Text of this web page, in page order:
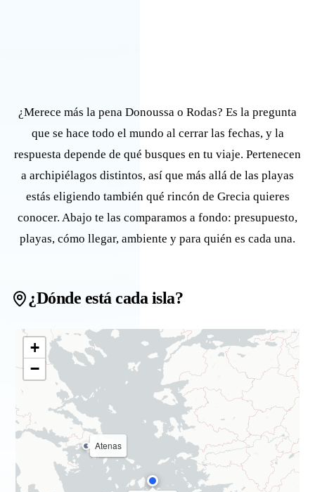
¿Merece más la pena Donoussa o Rodas? Es la pregunta
que se hace todo el mundo al cerrar las fechas, y la
respuesta depende de qué busques en tu viaje. Pertenecen
a archipiélagos distintos, así que más allá de las playas
estás eligiendo también qué rincón de Grecia quieres
conocer. Abajo te las comparamos a fondo: presupuesto,
playas, cómo llegar, ambiente y para quién es cada una.
¿Dónde está cada isla?
Atenas
+
−